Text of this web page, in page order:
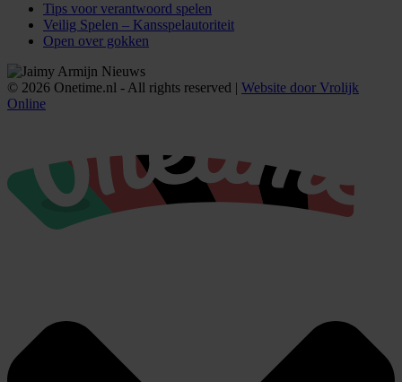
Tips voor verantwoord spelen
Veilig Spelen – Kansspelautoriteit
Open over gokken
© 2026 Onetime.nl - All rights reserved | Website door Vrolijk
Online